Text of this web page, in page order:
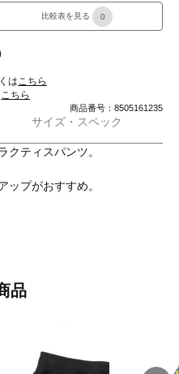
比較表を見る 0
はこちら
こちら
商品番号：8505161235
サイズ・スペック
ティスパンツ。
プがおすすめ。
品